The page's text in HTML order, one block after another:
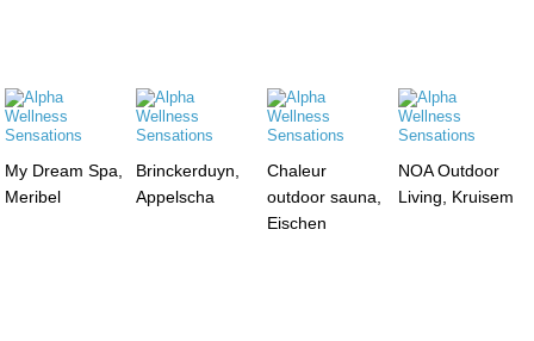
My Dream Spa,
Meribel
Brinckerduyn,
Appelscha
Chaleur
outdoor sauna,
Eischen
NOA Outdoor
Living, Kruisem